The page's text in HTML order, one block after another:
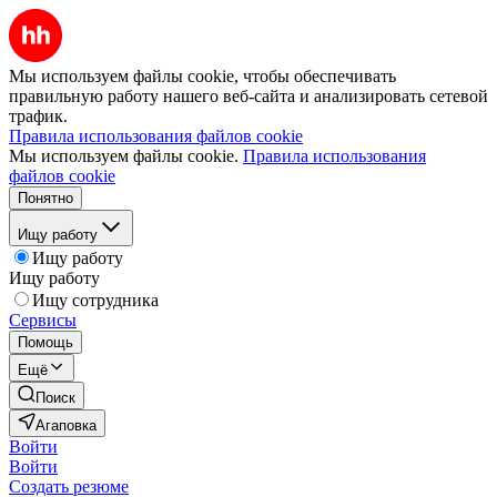
Мы используем файлы cookie, чтобы обеспечивать
правильную работу нашего веб-сайта и анализировать сетевой
трафик.
Правила использования файлов cookie
Мы используем файлы cookie. Правила использования
файлов cookie
Понятно
Ищу работу
Ищу работу
Ищу работу
Ищу сотрудника
Сервисы
Помощь
Ещё
Поиск
Агаповка
Войти
Войти
Создать резюме